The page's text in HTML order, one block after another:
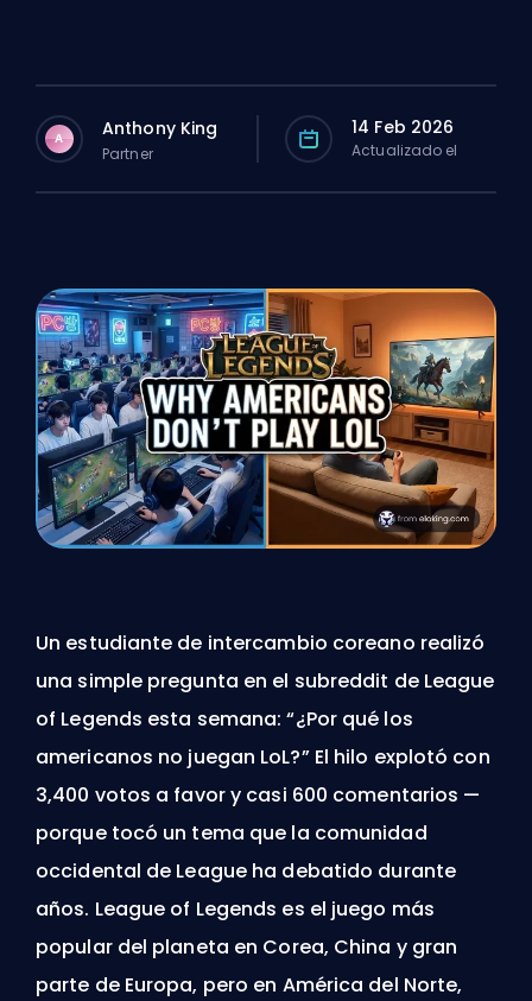
A Anthony King
Partner
14 Feb 2026
Actualizado el
Un estudiante de intercambio coreano realizó
una simple pregunta en el subreddit de League
of Legends esta semana: “¿Por qué los
americanos no juegan LoL?” El hilo explotó con
3,400 votos a favor y casi 600 comentarios —
porque tocó un tema que la comunidad
occidental de League ha debatido durante
años. League of Legends es el juego más
popular del planeta en Corea, China y gran
parte de Europa, pero en América del Norte,